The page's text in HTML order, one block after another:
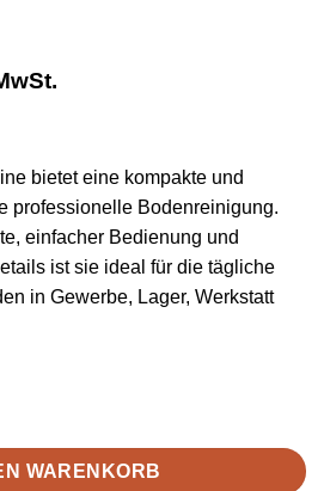
bietet eine kompakte und
professionelle Bodenreinigung.
einfacher Bedienung und
ist sie ideal für die tägliche
in Gewerbe, Lager, Werkstatt
WARENKORB